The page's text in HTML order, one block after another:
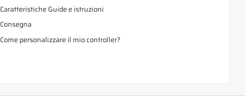
Caratteristiche Guide e istruzioni
Consegna
Come personalizzare il mio controller?